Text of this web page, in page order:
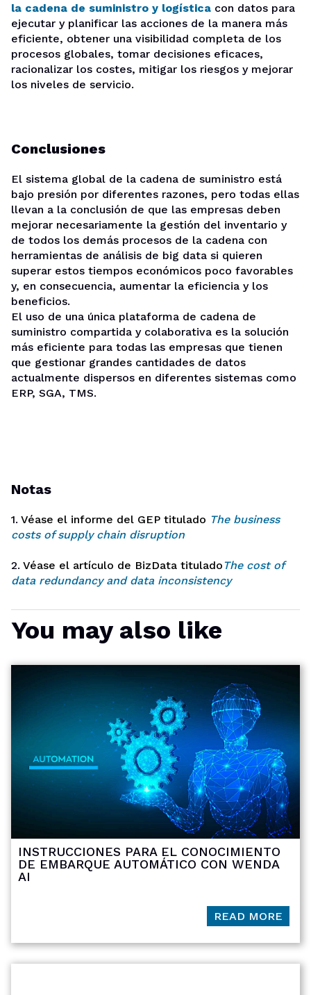
la cadena de suministro y logística con datos para
ejecutar y planificar las acciones de la manera más
eficiente, obtener una visibilidad completa de los
procesos globales, tomar decisiones eficaces,
racionalizar los costes, mitigar los riesgos y mejorar
los niveles de servicio.
Conclusiones
El sistema global de la cadena de suministro está
bajo presión por diferentes razones, pero todas ellas
llevan a la conclusión de que las empresas deben
mejorar necesariamente la gestión del inventario y
de todos los demás procesos de la cadena con
herramientas de análisis de big data si quieren
superar estos tiempos económicos poco favorables
y, en consecuencia, aumentar la eficiencia y los
beneficios.
El uso de una única plataforma de cadena de
suministro compartida y colaborativa es la solución
más eficiente para todas las empresas que tienen
que gestionar grandes cantidades de datos
actualmente dispersos en diferentes sistemas como
ERP, SGA, TMS.
Notas
1. Véase el informe del GEP titulado The business
costs of supply chain disruption
2. Véase el artículo de BizData tituladoThe cost of
data redundancy and data inconsistency
You may also like
INSTRUCCIONES PARA EL CONOCIMIENTO
DE EMBARQUE AUTOMÁTICO CON WENDA
AI
READ MORE